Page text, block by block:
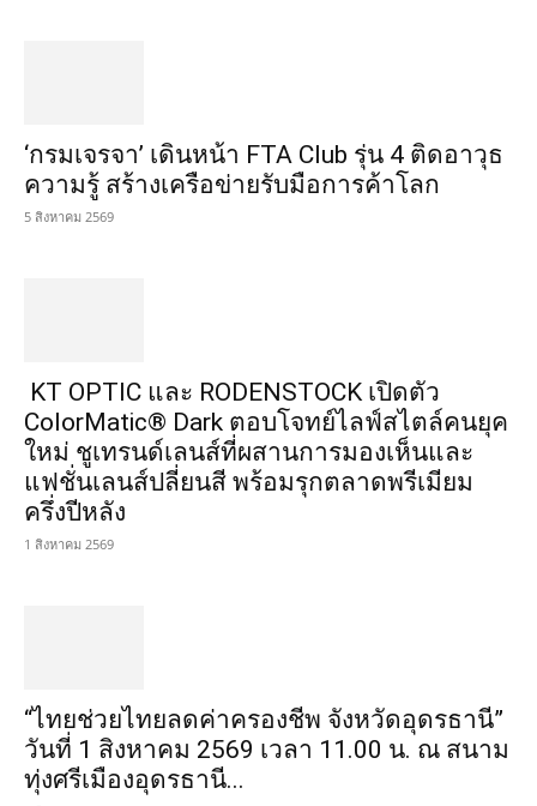
‘กรมเจรจา’ เดินหน้า FTA Club รุ่น 4 ติดอาวุธ
ความรู้ สร้างเครือข่ายรับมือการค้าโลก
5 สิงหาคม 2569
KT OPTIC และ RODENSTOCK เปิดตัว
ColorMatic® Dark ตอบโจทย์ไลฟ์สไตล์คนยุค
ใหม่ ชูเทรนด์เลนส์ที่ผสานการมองเห็นและ
แฟชั่นเลนส์ปลี่ยนสี พร้อมรุกตลาดพรีเมียม
ครึ่งปีหลัง
1 สิงหาคม 2569
“ไทยช่วยไทยลดค่าครองชีพ จังหวัดอุดรธานี”
วันที่ 1 สิงหาคม 2569 เวลา 11.00 น. ณ สนาม
ทุ่งศรีเมืองอุดรธานี...